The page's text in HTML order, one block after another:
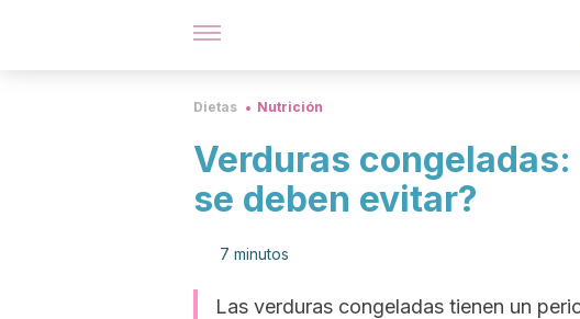
Dietas Nutrición
Verduras
se deben evitar?
7 minutos
Las verduras congeladas tienen un